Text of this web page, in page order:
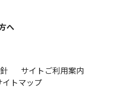
へ
サイトご利用案内
イトマップ